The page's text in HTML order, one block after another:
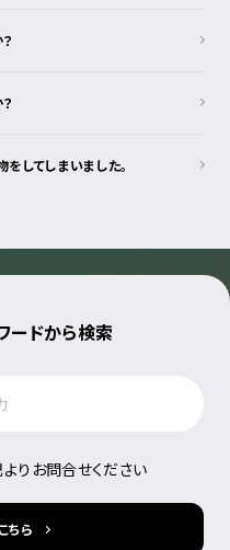
してしまいました。
ードから検索
りお問合せください
ちら